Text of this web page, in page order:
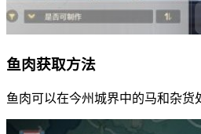
鱼肉获取方法
鱼肉可以在今州城界中的马和杂货